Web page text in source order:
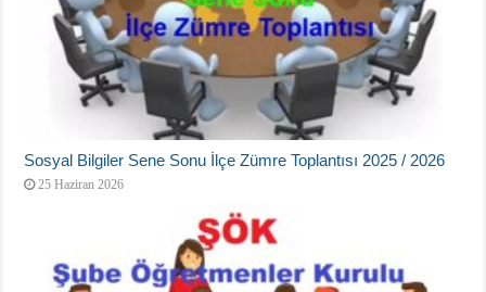
Sosyal Bilgiler Sene Sonu İlçe Zümre Toplantısı 2025 / 2026
25 Haziran 2026